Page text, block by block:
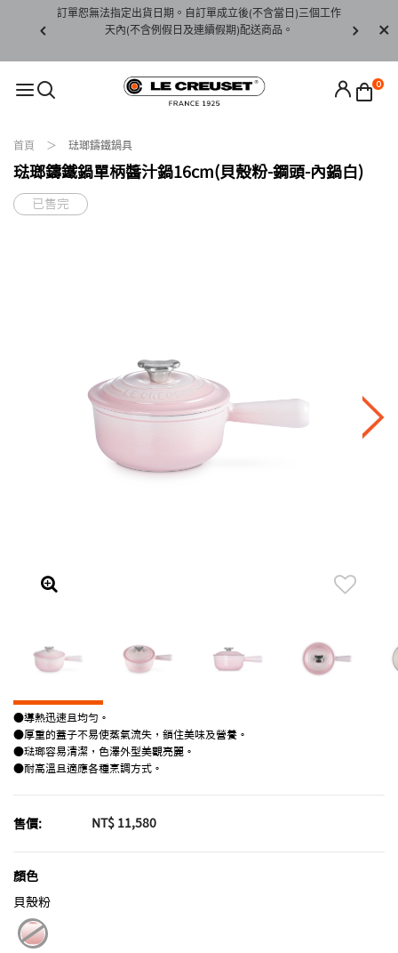
下水)，若
訂單恕無法指定出貨日期。自訂單成立後(不含當日)三個工作
天內(不含例假日及連續假期)配送商品。
請至
0
首頁 琺瑯鑄鐵鍋具
琺瑯鑄鐵鍋單柄醬汁鍋16cm(貝殼粉-鋼頭-內鍋白)
已售完
●導熱迅速且均勻。
●厚重的蓋子不易使蒸氣流失，鎖住美味及營養。
●琺瑯容易清潔，色澤外型美觀亮麗。
●耐高溫且適應各種烹調方式。
售價: NT$ 11,580
顏色
貝殼粉